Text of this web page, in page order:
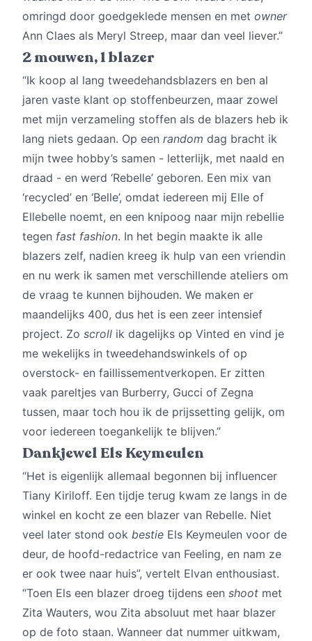
omringd door goedgeklede mensen en met owner
Ann Claes als Meryl Streep, maar dan veel liever.”
2 mouwen, 1 blazer
“Ik koop al lang tweedehandsblazers en ben al
jaren vaste klant op stoffenbeurzen, maar zowel
met mijn verzameling stoffen als de blazers heb ik
lang niets gedaan. Op een random dag bracht ik
mijn twee hobby’s samen - letterlijk, met naald en
draad - en werd ‘Rebelle’ geboren. Een mix van
‘recycled’ en ‘Belle’, omdat iedereen mij Elle of
Ellebelle noemt, en een knipoog naar mijn rebellie
tegen fast fashion. In het begin maakte ik alle
blazers zelf, nadien kreeg ik hulp van een vriendin
en nu werk ik samen met verschillende ateliers om
de vraag te kunnen bijhouden. We maken er
maandelijks 400, dus het is een zeer intensief
project. Zo scroll ik dagelijks op Vinted en vind je
me wekelijks in tweedehandswinkels of op
overstock- en faillissementverkopen. Er zitten
vaak pareltjes van Burberry, Gucci of Zegna
tussen, maar toch hou ik de prijssetting gelijk, om
voor iedereen toegankelijk te blijven.”
Dankjewel Els Keymeulen
“Het is eigenlijk allemaal begonnen bij influencer
Tiany Kiriloff. Een tijdje terug kwam ze langs in de
winkel en kocht ze een blazer van Rebelle. Niet
veel later stond ook bestie Els Keymeulen voor de
deur, de hoofd­­-redactrice van Feeling, en nam ze
er ook twee naar huis”, vertelt Elvan enthousiast.
“Toen Els een blazer droeg tijdens een shoot met
Zita Wauters, wou Zita absoluut met haar blazer
op de foto staan. Wanneer dat nummer uitkwam,